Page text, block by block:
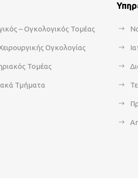
– Ογκολογικός Τομέας
Ογκολογίας
Τομέας
Τμήματα